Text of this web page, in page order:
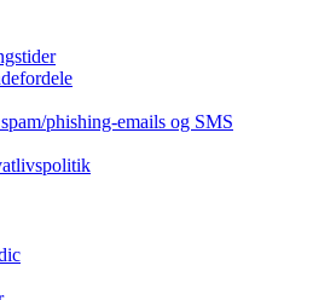
phishing-emails og SMS